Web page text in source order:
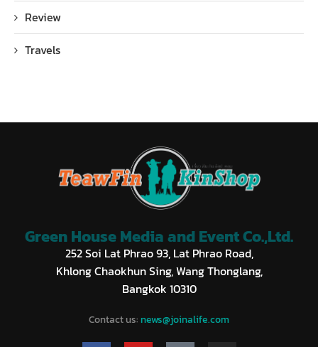
Review
Travels
Green House Media and Event Co.,Ltd.
252 Soi Lat Phrao 93, Lat Phrao Road,
Khlong Chaokhun Sing, Wang Thonglang,
Bangkok 10310
Contact us: news@joinalife.com